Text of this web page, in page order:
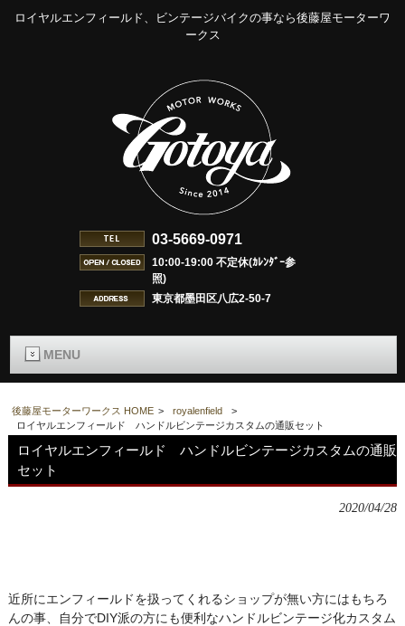
ロイヤルエンフィールド、ビンテージバイクの事なら後藤屋モーターワ
ークス
03-5669-0971
10:00-19:00 不定休(ｶﾚﾝﾀﾞｰ参
照)
東京都墨田区八広2-50-7
MENU
後藤屋モーターワークス HOME > royalenfield
>
ロイヤルエンフィールド ハンドルビンテージカスタムの通販セット
ロイヤルエンフィールド ハンドルビンテージカスタムの通販
セット
2020/04/28
近所にエンフィールドを扱ってくれるショップが無い方にはもちろ
んの事、自分でDIY派の方にも便利なハンドルビンテージ化カスタム